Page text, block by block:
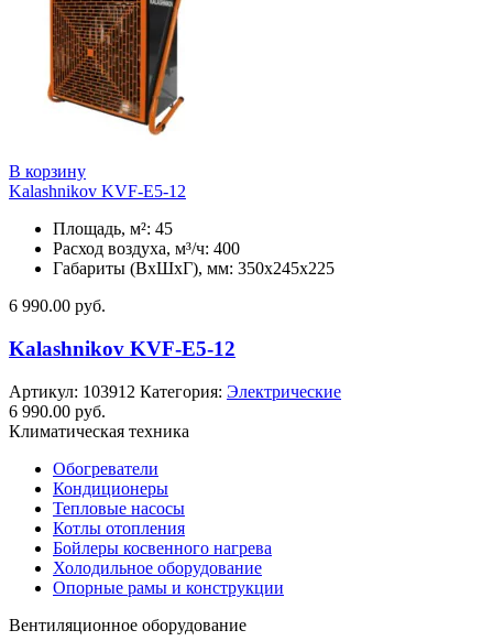
В корзину
Kalashnikov KVF-E5-12
Площадь, м²: 45
Расход воздуха, м³/ч: 400
Габариты (ВхШхГ), мм: 350x245x225
6 990.00 руб.
Kalashnikov KVF-E5-12
Артикул: 103912 Категория: Электрические
6 990.00 руб.
Климатическая техника
Обогреватели
Кондиционеры
Тепловые насосы
Котлы отопления
Бойлеры косвенного нагрева
Холодильное оборудование
Опорные рамы и конструкции
Вентиляционное оборудование